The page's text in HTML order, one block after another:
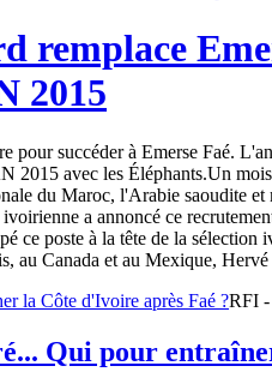
remplace
2015
pour succéder à Emerse Faé.
2015 avec les Éléphants.Un
du Maroc, l'Arabie saoudite
a annoncé ce
ce poste à la tête de la
au Canada et au Mexique,
RFI
Qui pour